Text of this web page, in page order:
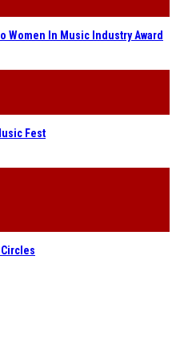
Women In Music Industry Award
Fest